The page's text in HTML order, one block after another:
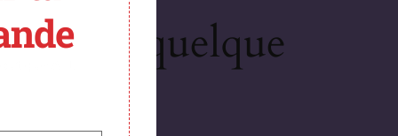
sur quelque